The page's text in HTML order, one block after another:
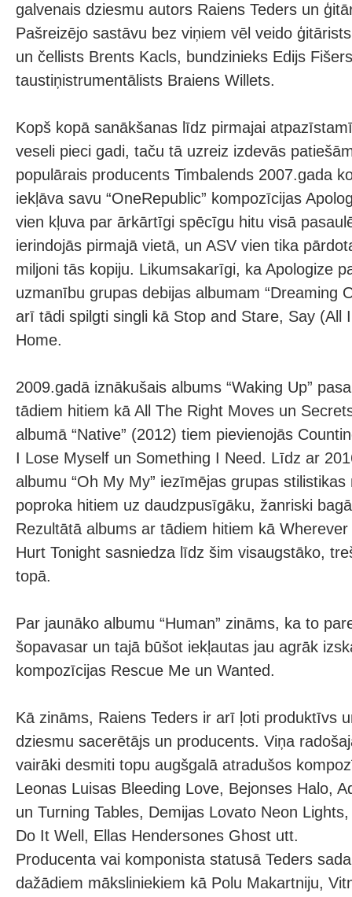
galvenais dziesmu autors Raiens Teders un
Pašreizējo sastāvu bez viņiem vēl veido
un čellists Brents Kacls, bundzinieks Edijs
taustiņistrumentālists Braiens Willets.
Kopš kopā sanākšanas līdz pirmajai
veseli pieci gadi, taču tā uzreiz izdevās
populārais producents Timbalends 2007.gada
iekļāva savu “OneRepublic” kompozīcijas
vien kļuva par ārkārtīgi spēcīgu hitu visā
ierindojās pirmajā vietā, un ASV vien tika
miljoni tās kopiju. Likumsakarīgi, ka Apologize
uzmanību grupas debijas albumam “Dreaming
arī tādi spilgti singli kā Stop and Stare, Say (All
Home.
2009.gadā iznākušais albums “Waking Up”
tādiem hitiem kā All The Right Moves un
albumā “Native” (2012) tiem pievienojās
I Lose Myself un Something I Need. Līdz ar
albumu “Oh My My” iezīmējas grupas
poproka hitiem uz daudzpusīgāku, žanriski
Rezultātā albums ar tādiem hitiem kā
Hurt Tonight sasniedza līdz šim visaugstāko,
topā.
Par jaunāko albumu “Human” zināms, ka to
šopavasar un tajā būšot iekļautas jau agrāk
kompozīcijas Rescue Me un Wanted.
Kā zināms, Raiens Teders ir arī ļoti produktīvs
dziesmu sacerētājs un producents. Viņa
vairāki desmiti topu augšgalā atradušos
Leonas Luisas Bleeding Love, Bejonses Halo,
un Turning Tables, Demijas Lovato Neon
Do It Well, Ellas Hendersones Ghost utt.
Producenta vai komponista statusā Teders
dažādiem māksliniekiem kā Polu Makartniju,